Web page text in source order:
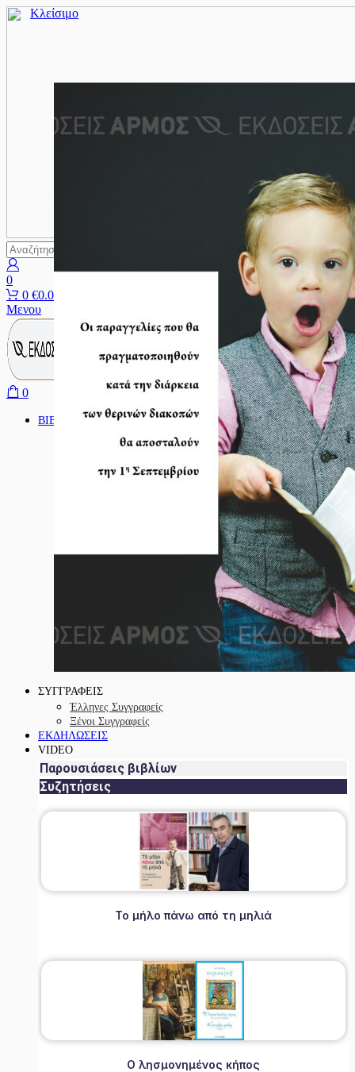
Κλείσιμο
0
0 €0.00
Μενου
0
ΒΙΒΛΙΑ
ΛΟΓΟΤΕΧΝΙΑ
ΘΕΟΛΟΓΙΑ
ΔΙΑΦΟΡΕΣ ΚΑΤΗΓΟΡΙΕΣ
ΣΥΓΓΡΑΦΕΙΣ
Έλληνες Συγγραφείς
Ξένοι Συγγραφείς
ΕΚΔΗΛΩΣΕΙΣ
VIDEO
Παρουσιάσεις βιβλίων
Συζητήσεις
Το μήλο πάνω από τη μηλιά
Ο λησμονημένος κήπος